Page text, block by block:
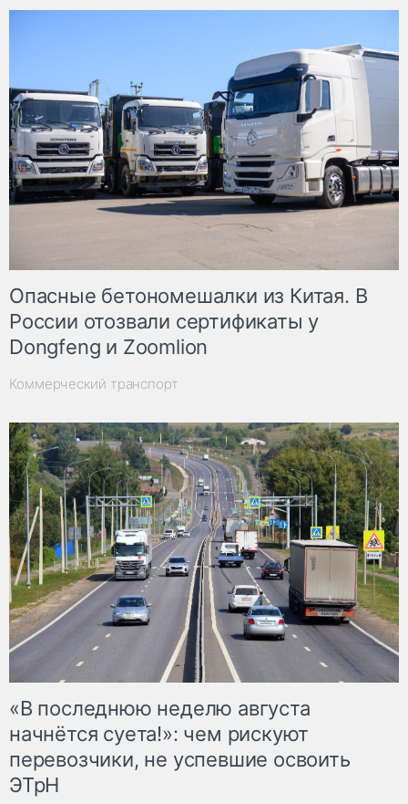
Опасные бетономешалки из Китая. В
России отозвали сертификаты у
Dongfeng и Zoomlion
Коммерческий транспорт
«В последнюю неделю августа
начнётся суета!»: чем рискуют
перевозчики, не успевшие освоить
ЭТрН